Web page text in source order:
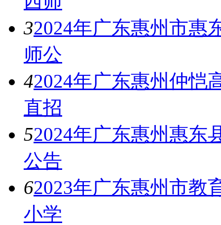
32024年广东惠州市惠
师公
42024年广东惠州仲恺
直招
52024年广东惠州惠东
公告
62023年广东惠州市教
小学